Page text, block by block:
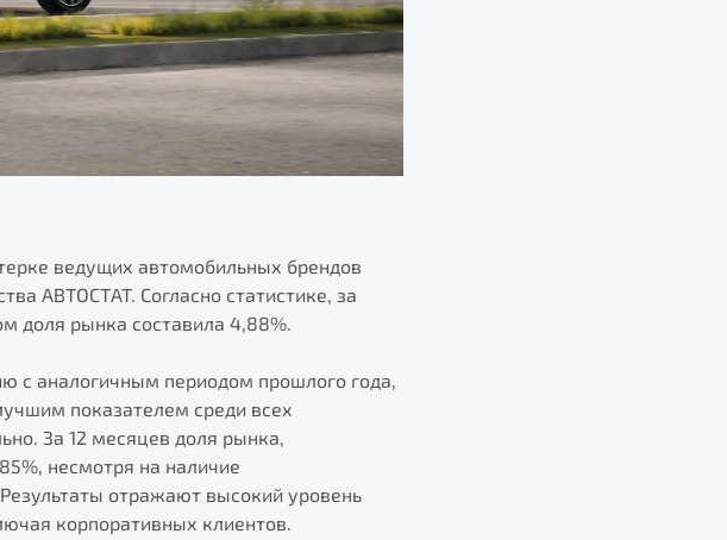
ведущих автомобильных брендов
АВТОСТАТ. Согласно статистике, за
доля рынка составила 4,88%.
с аналогичным периодом прошлого года,
показателем среди всех
За 12 месяцев доля рынка,
несмотря на наличие
отражают высокий уровень
корпоративных клиентов.